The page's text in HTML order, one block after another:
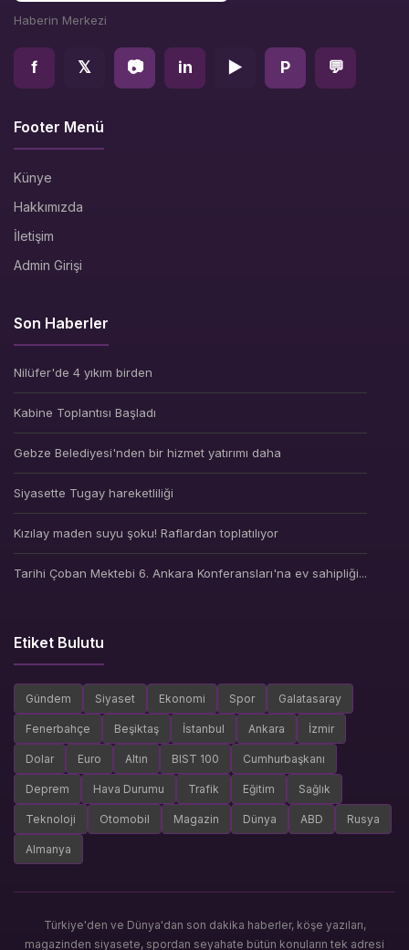
Haberin Merkezi
f 𝕏 📷 in ▶ P 💬
Footer Menü
Künye
Hakkımızda
İletişim
Admin Girişi
Son Haberler
Nilüfer'de 4 yıkım birden
Kabine Toplantısı Başladı
Gebze Belediyesi'nden bir hizmet yatırımı daha
Siyasette Tugay hareketliliği
Kızılay maden suyu şoku! Raflardan toplatılıyor
Tarihi Çoban Mektebi 6. Ankara Konferansları'na ev sahipliği...
Etiket Bulutu
Gündem Siyaset Ekonomi Spor Galatasaray
Fenerbahçe Beşiktaş İstanbul Ankara İzmir
Dolar Euro Altın BIST 100 Cumhurbaşkanı
Deprem Hava Durumu Trafik Eğitim Sağlık
Teknoloji Otomobil Magazin Dünya ABD Rusya
Almanya
Türkiye'den ve Dünya'dan son dakika haberler, köşe yazıları,
magazinden siyasete, spordan seyahate bütün konuların tek adresi